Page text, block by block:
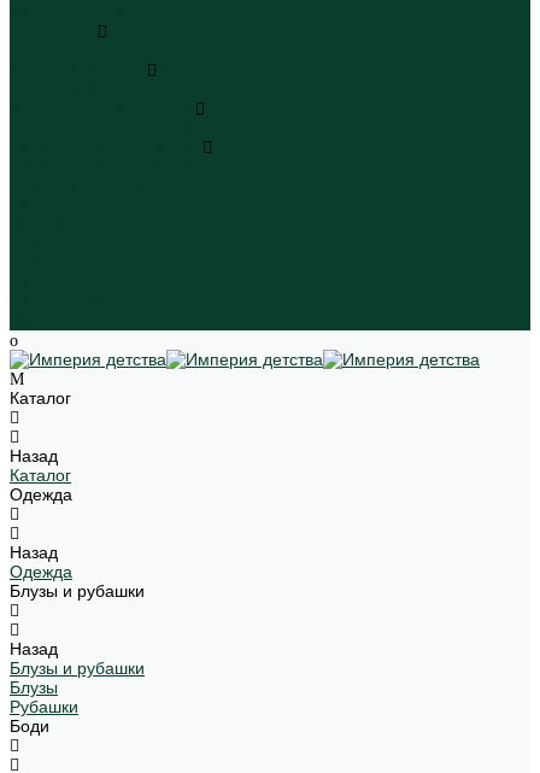
Каталог
Назад
Каталог
Одежда
Назад
Одежда
Блузы и рубашки
Назад
Блузы и рубашки
Блузы
Рубашки
Боди